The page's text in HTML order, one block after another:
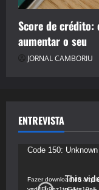
Score de crédito:
aumentar o seu
JORNAL CAMBORIU
ENTREVISTA
Tocador
vídeo
Code 150: Unknown
Fazer download do